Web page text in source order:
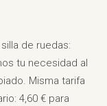
de ruedas:
tu necesidad al
Misma tarifa
4,60 € para